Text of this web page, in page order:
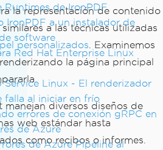
Runtimes de IronPDF
IronPDF a un instalador de
software
Red Hat Enterprise Linux
Linux - El renderizador
falla al iniciar en frío
errores de conexión gRPC en
de Azure
de Azure Pipeline al
la representación de contenido
a las técnicas utilizadas
personalizados. Examinemos
renderizando la página principal
manejan diversos diseños de
web estándar hasta
como recibos o informes.